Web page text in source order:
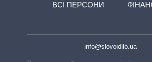
ВСІ ПЕРСОНИ
info@slovoidilo.ua